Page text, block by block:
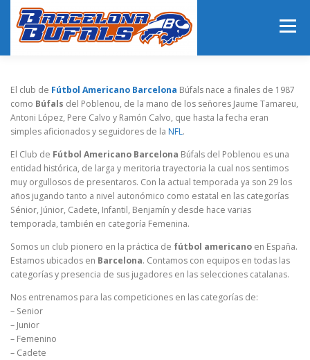
Saltar
contenido
Menú
CALENDARIO CONTACTO
El club de Fútbol Americano Barcelona Búfals nace a finales de 1987
como Búfals del Poblenou, de la mano de los señores Jaume Tamareu,
Antoni López, Pere Calvo y Ramón Calvo, que hasta la fecha eran
simples aficionados y seguidores de la NFL.
El Club de Fútbol Americano Barcelona Búfals del Poblenou es una
entidad histórica, de larga y meritoria trayectoria la cual nos sentimos
muy orgullosos de presentaros. Con la actual temporada ya son 29 los
años jugando tanto a nivel autonómico como estatal en las categorías
Sénior, Júnior, Cadete, Infantil, Benjamín y desde hace varias
temporada, también en categoría Femenina.
Somos un club pionero en la práctica de fútbol americano en España.
Estamos ubicados en Barcelona. Contamos con equipos en todas las
categorías y presencia de sus jugadores en las selecciones catalanas.
Nos entrenamos para las competiciones en las categorías de:
– Senior
– Junior
– Femenino
– Cadete